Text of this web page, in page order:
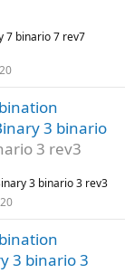
7 binario 7 rev7
3 binario
3 rev3
3 binario 3 rev3
3 binario 3